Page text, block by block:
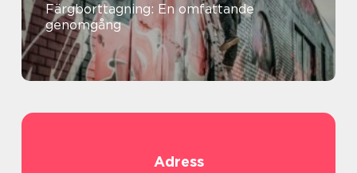
Färgborttagning: En omfattande
genomgång
Adress